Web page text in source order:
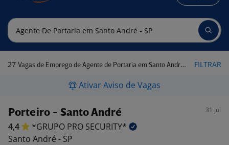
27 Vagas de Emprego de Agente de Portaria em Santo André - SP FILTRAR
Ativar Aviso de Vagas
Porteiro - Santo André 31 jul
4,4 *GRUPO PRO SECURITY*
Santo André - SP